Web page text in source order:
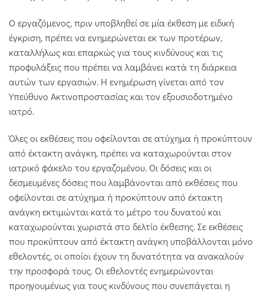
Ο εργαζόμενος, πριν υποβληθεί σε μία έκθεση με ειδική
έγκριση, πρέπει να ενημερώνεται εκ των προτέρων,
καταλλήλως και επαρκώς για τους κινδύνους και τις
προφυλάξεις που πρέπει να λαμβάνει κατά τη διάρκεια
αυτών των εργασιών. Η ενημέρωση γίνεται από τον
Υπεύθυνο Ακτινοπροστασίας και τον εξουσιοδοτημένο
ιατρό.
Όλες οι εκθέσεις που οφείλονται σε ατύχημα ή προκύπτουν
από έκτακτη ανάγκη, πρέπει να καταχωρούνται στον
ιατρικό φάκελο του εργαζομένου. Οι δόσεις και οι
δεσμευμένες δόσεις που λαμβάνονται από εκθέσεις που
οφείλονται σε ατύχημα ή προκύπτουν από έκτακτη
ανάγκη εκτιμώνται κατά το μέτρο του δυνατού και
καταχωρούνται χωριστά στο δελτίο έκθεσης. Σε εκθέσεις
που προκύπτουν από έκτακτη ανάγκη υποβάλλονται μόνο
εθελοντές, οι οποίοι έχουν τη δυνατότητα να ανακαλούν
την προσφορά τους. Οι εθελοντές ενημερώνονται
προηγουμένως για τους κινδύνους που συνεπάγεται η